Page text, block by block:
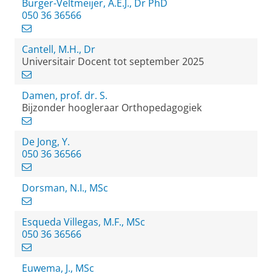
Burger-Veltmeijer, A.E.J., Dr PhD
050 36 36566
Cantell, M.H., Dr
Universitair Docent tot september 2025
Damen, prof. dr. S.
Bijzonder hoogleraar Orthopedagogiek
De Jong, Y.
050 36 36566
Dorsman, N.I., MSc
Esqueda Villegas, M.F., MSc
050 36 36566
Euwema, J., MSc